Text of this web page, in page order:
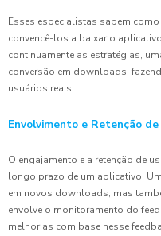
Esses especialistas sabem
convencê-los a baixar o
continuamente as estratégias,
conversão em downloads,
usuários reais.
Envolvimento e Retenção de
O engajamento e a retenção de
longo prazo de um aplicativo.
em novos downloads, mas
envolve o monitoramento do
melhorias com base nesse